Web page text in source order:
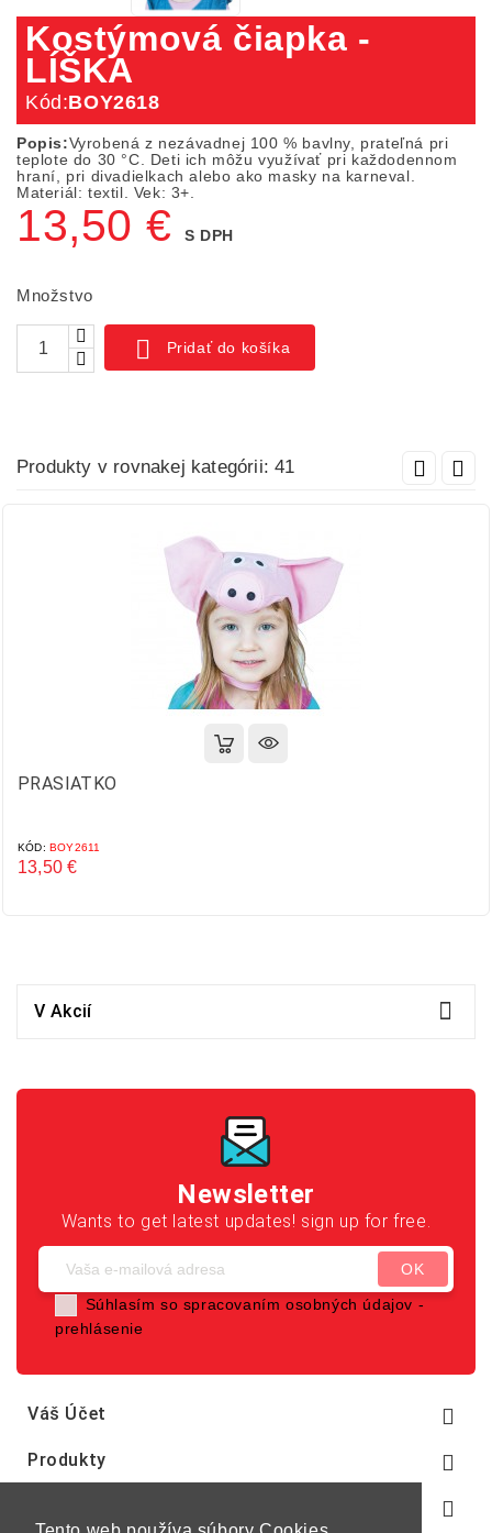
Kostýmová čiapka -
LÍŠKA
Kód:BOY2618
Popis:Vyrobená z nezávadnej 100 % bavlny, prateľná pri
teplote do 30 °C. Deti ich môžu využívať pri každodennom
hraní, pri divadielkach alebo ako masky na karneval.
Materiál: textil. Vek: 3+.
13,50 € S DPH
Množstvo
 Pridať do košíka
Produkty v rovnakej kategórii: 41
PRASIATKO
KÓD: BOY2611
13,50 €
V Akcií 
Newsletter
Wants to get latest updates! sign up for free.
Súhlasím so spracovaním osobných údajov -
prehlásenie
Váš Účet 
Produkty 
